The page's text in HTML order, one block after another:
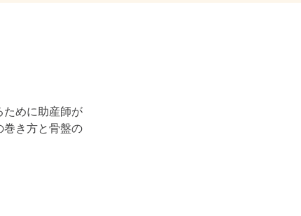
めに助産師が
巻き方と骨盤の